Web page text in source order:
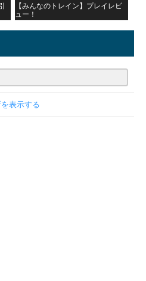
【みんなのトレイン】プレイレビ
ュー！
表示する